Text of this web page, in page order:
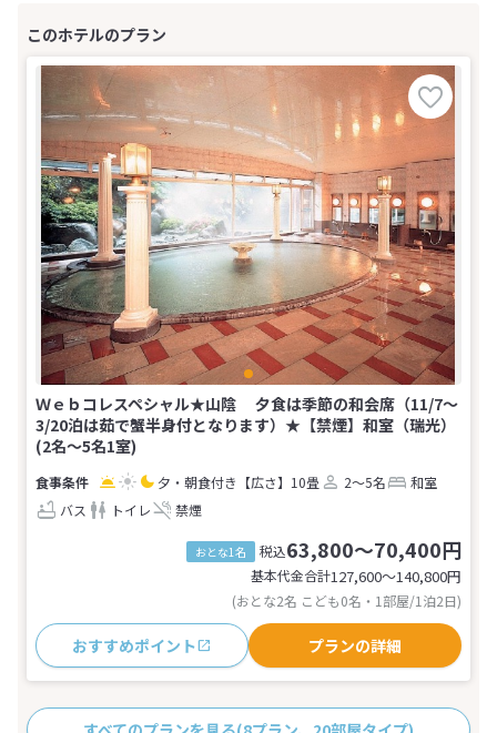
Ｗｅｂコレスペシャル★山陰 夕食は季節の和会席（11/7～
3/20泊は茹で蟹半身付となります）★【禁煙】和室（瑞光）
(2名～5名1室)
夕・朝食付き 【広さ】10畳 2～5名
和室
バス
トイレ 禁煙
おとな1名 税込63,800～70,400円
基本代金合計127,600〜140,800円
(おとな2名 こども0名・1部屋/1泊2日)
おすすめポイント プランの詳細